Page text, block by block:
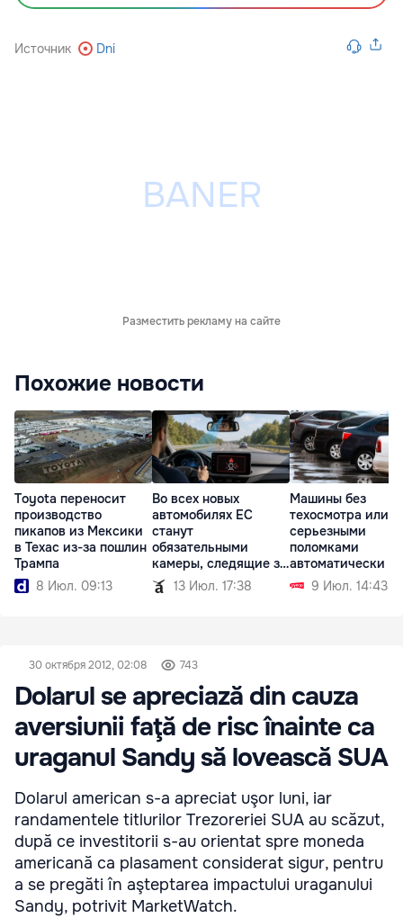
Источник Dni
Разместить рекламу на сайте
Похожие новости
Toyota переносит
производство
пикапов из Мексики
в Техас из-за пошлин
Трампа
8 Июл. 09:13
Во всех новых
автомобилях ЕС
станут
обязательными
камеры, следящие за
водителем
13 Июл. 17:38
Машины без
техосмотра или с
серьезными
поломками
автоматически
регистрации
9 Июл. 14:43
30 октября 2012, 02:08 743
Dolarul se apreciază din cauza
aversiunii faţă de risc înainte ca
uraganul Sandy să lovească SUA
Dolarul american s-a apreciat uşor luni, iar
randamentele titlurilor Trezoreriei SUA au scăzut,
după ce investitorii s-au orientat spre moneda
americană ca plasament considerat sigur, pentru
a se pregăti în aşteptarea impactului uraganului
Sandy, potrivit MarketWatch.